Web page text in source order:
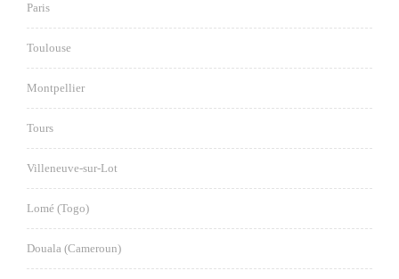
Paris
Toulouse
Montpellier
Tours
Villeneuve-sur-Lot
Lomé (Togo)
Douala (Cameroun)